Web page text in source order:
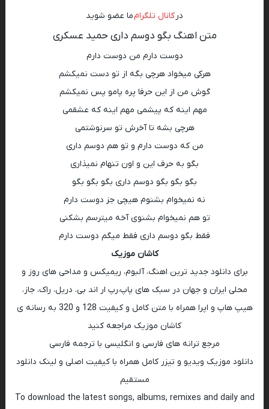
درکانال تلگرامما عضو شوید
متن اهنگ بگو دوسم داری حمید عسکری
دوست دارم من دوست دارم
هرکی میخواد هرچی بگه از تو دست نمیکشم
گوش من از این حرفا پره پامو پس نمیکشم
مهم اینه که پیشمی مهم اینه که عشقمی
هرچی بشه تا آخرش تو سرنوشتمی
من که دوست دارم و تو هم دوسم داری
بگو به حرف این و اون تنهام نمیذاری
بگو بگو بگو دوسم داری بگو بگو بگو
نه نمیخوام بشنوم هیچی جز دوست دارم
تو هم نمیخوام بشنوی آخه میترسم بشکنی
فقط بگو دوسم داری فقط میگم دوست دارم
کاشان موزیک
برای دانلود جدید ترین اهنگ، آلبوم، ریمیکس و مداحی های روز و
محلی ایران و جهان در سبک های پاپ،رپ ار اند بی، دریل، راک، جاز،
هیپ هاپ و اپرا همراه با متن کامل و کیفیت 128 و 320 به رسانه ی
کاشان موزیک مراجعه کنید
مرجع ترانه های فارسی و انگلیسی با ترجمه فارسی
دانلود موزیک ویدیو و تیزر کامل همراه با کیفیت اصلی و لینک دانلود
مستقیم
To download the latest songs, albums, remixes and daily and